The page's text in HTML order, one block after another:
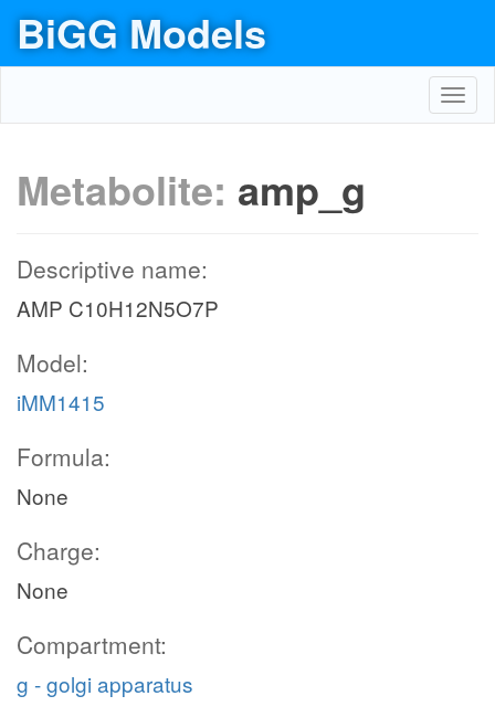
BiGG Models
Metabolite: amp_g
Descriptive name:
AMP C10H12N5O7P
Model:
iMM1415
Formula:
None
Charge:
None
Compartment:
g - golgi apparatus